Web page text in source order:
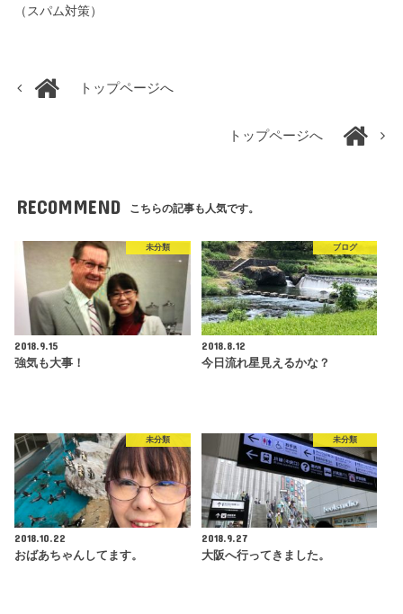
（スパム対策）
トップページへ
トップページへ
RECOMMEND こちらの記事も人気です。
未分類
2018.9.15
強気も大事！
ブログ
2018.8.12
今日流れ星見えるかな？
未分類
2018.10.22
おばあちゃんしてます。
未分類
2018.9.27
大阪へ行ってきました。